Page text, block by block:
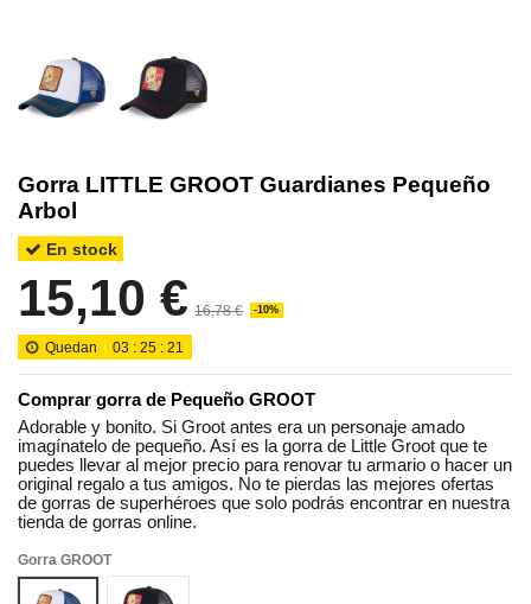
Gorra LITTLE GROOT Guardianes Pequeño
Arbol
En stock
15,10 € 16,78 € -10%
Quedan 03 :25 :20
Comprar gorra de Pequeño GROOT
Adorable y bonito. Si Groot antes era un personaje amado
imagínatelo de pequeño. Así es la gorra de Little Groot que te
puedes llevar al mejor precio para renovar tu armario o hacer un
original regalo a tus amigos. No te pierdas las mejores ofertas
de gorras de superhéroes que solo podrás encontrar en nuestra
tienda de gorras online.
Gorra GROOT
Pequeño Groot Blanca Azul
Pequeño Groot Negra